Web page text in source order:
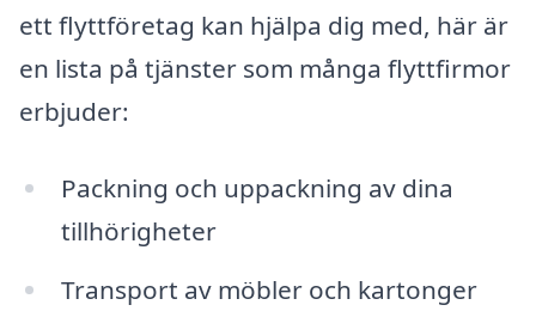
ett flyttföretag kan hjälpa dig med, här är
en lista på tjänster som många flyttfirmor
erbjuder:
Packning och uppackning av dina
tillhörigheter
Transport av möbler och kartonger